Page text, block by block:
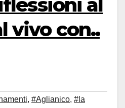
al
vivo con..
, #Aglianico, #la